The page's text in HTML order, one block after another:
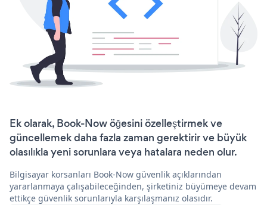
Ek olarak, Book-Now öğesini özelleştirmek ve
güncellemek daha fazla zaman gerektirir ve büyük
olasılıkla yeni sorunlara veya hatalara neden olur.
Bilgisayar korsanları Book-Now güvenlik açıklarından
yararlanmaya çalışabileceğinden, şirketiniz büyümeye devam
ettikçe güvenlik sorunlarıyla karşılaşmanız olasıdır.